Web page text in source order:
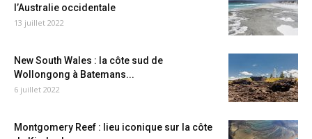
l’Australie occidentale
13 juillet 2022
New South Wales : la côte sud de
Wollongong à Batemans...
6 juillet 2022
Montgomery Reef : lieu iconique sur la côte